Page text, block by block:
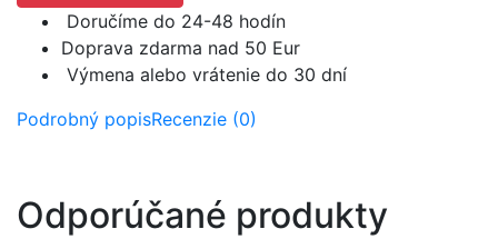
Doručíme do 24-48 hodín
Doprava zdarma nad 50 Eur
Výmena alebo vrátenie do 30 dní
Podrobný popisRecenzie (0)
Odporúčané produkty